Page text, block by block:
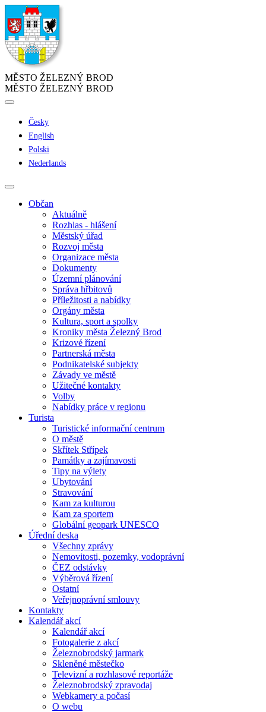
MĚSTO ŽELEZNÝ BROD
MĚSTO ŽELEZNÝ BROD
Česky
English
Polski
Nederlands
Občan
Aktuálně
Rozhlas - hlášení
Městský úřad
Rozvoj města
Organizace města
Dokumenty
Územní plánování
Správa hřbitovů
Příležitosti a nabídky
Orgány města
Kultura, sport a spolky
Kroniky města Železný Brod
Krizové řízení
Partnerská města
Podnikatelské subjekty
Závady ve městě
Užitečné kontakty
Volby
Nabídky práce v regionu
Turista
Turistické informační centrum
O městě
Skřítek Střípek
Památky a zajímavosti
Tipy na výlety
Ubytování
Stravování
Kam za kulturou
Kam za sportem
Globální geopark UNESCO
Úřední deska
Všechny zprávy
Nemovitosti, pozemky, vodoprávní
ČEZ odstávky
Výběrová řízení
Ostatní
Veřejnoprávní smlouvy
Kontakty
Kalendář akcí
Kalendář akcí
Fotogalerie z akcí
Železnobrodský jarmark
Skleněné městečko
Televizní a rozhlasové reportáže
Železnobrodský zpravodaj
Webkamery a počasí
O webu